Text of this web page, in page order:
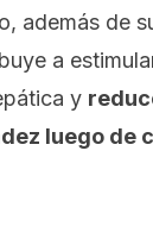
además de
a
y
luego de